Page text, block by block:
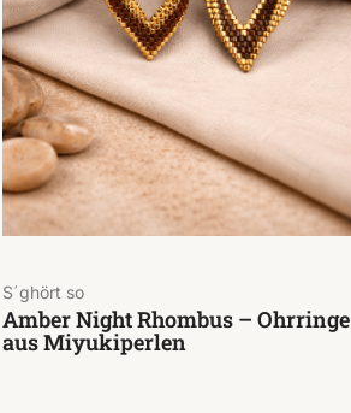
S´ghört so
Amber Night Rhombus – Ohrringe
aus Miyukiperlen